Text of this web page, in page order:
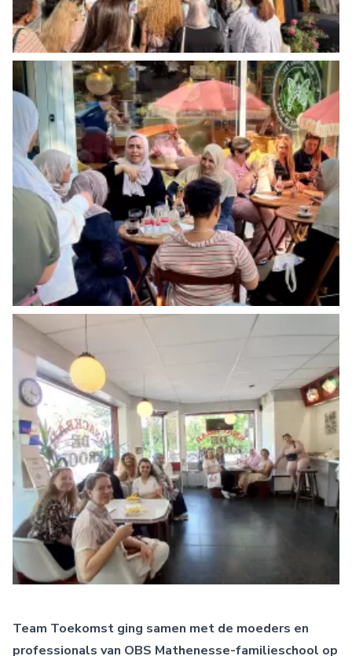
Team Toekomst ging samen met de moeders en
professionals van OBS Mathenesse-familieschool op